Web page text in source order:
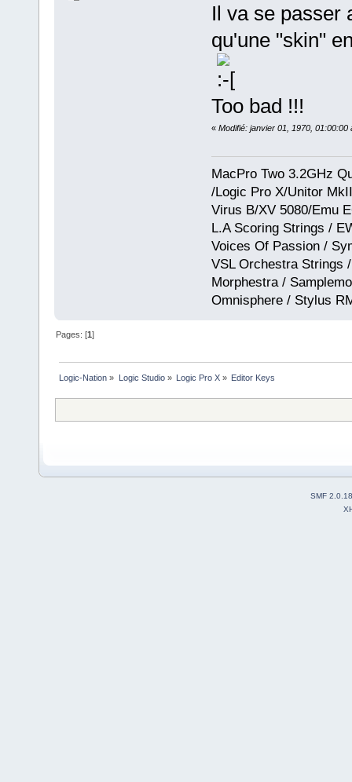
Il va se passer
qu'une "skin"
Too bad !!!
« Modifié: janvier 01, 1970, 01:00:00
MacPro Two 3.2GHz
/Logic Pro X/Unitor
Virus B/XV 5080/Emu
L.A Scoring Strings /
Voices Of Passion /
VSL Orchestra Strings
Morphestra /
Omnisphere / Stylus
Pages: [1]
Logic-Nation » Logic Studio» Logic Pro X» Editor Keys
SMF 2.0.18